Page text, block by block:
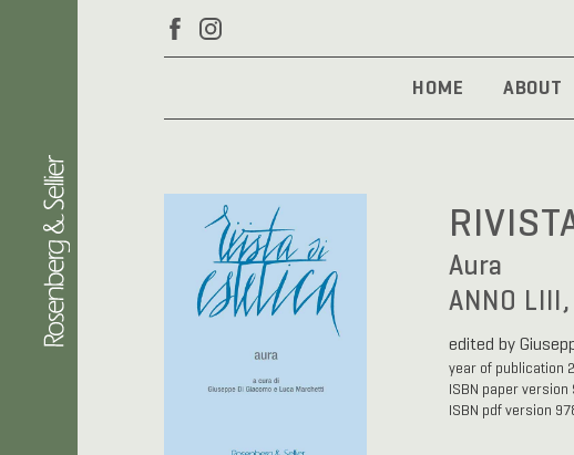
HOME ABOUT
Aura
ANNO
edited by
year of publication
ISBN paper
ISBN pdf version